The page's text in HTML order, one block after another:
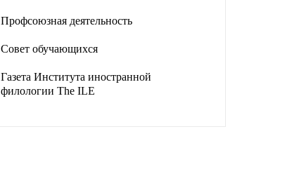
Профсоюзная деятельность
Совет обучающихся
Газета Института иностранной
филологии The ILE